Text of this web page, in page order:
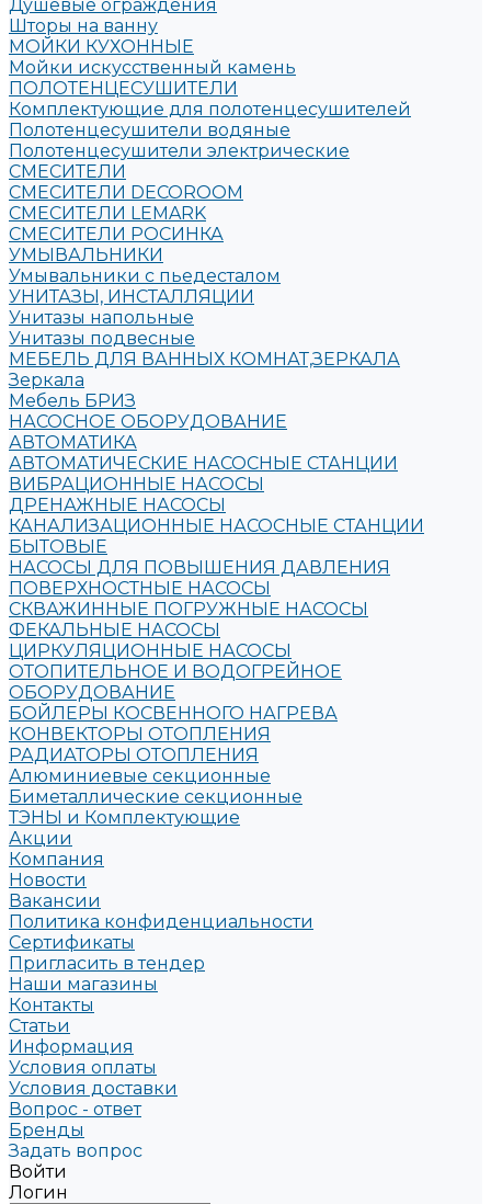
Душевые ограждения
Шторы на ванну
МОЙКИ КУХОННЫЕ
Мойки искусственный камень
ПОЛОТЕНЦЕСУШИТЕЛИ
Комплектующие для полотенцесушителей
Полотенцесушители водяные
Полотенцесушители электрические
СМЕСИТЕЛИ
СМЕСИТЕЛИ DECOROOM
СМЕСИТЕЛИ LEMARK
СМЕСИТЕЛИ РОСИНКА
УМЫВАЛЬНИКИ
Умывальники с пьедесталом
УНИТАЗЫ, ИНСТАЛЛЯЦИИ
Унитазы напольные
Унитазы подвесные
МЕБЕЛЬ ДЛЯ ВАННЫХ КОМНАТ,ЗЕРКАЛА
Зеркала
Мебель БРИЗ
НАСОСНОЕ ОБОРУДОВАНИЕ
АВТОМАТИКА
АВТОМАТИЧЕСКИЕ НАСОСНЫЕ СТАНЦИИ
ВИБРАЦИОННЫЕ НАСОСЫ
ДРЕНАЖНЫЕ НАСОСЫ
КАНАЛИЗАЦИОННЫЕ НАСОСНЫЕ СТАНЦИИ
БЫТОВЫЕ
НАСОСЫ ДЛЯ ПОВЫШЕНИЯ ДАВЛЕНИЯ
ПОВЕРХНОСТНЫЕ НАСОСЫ
СКВАЖИННЫЕ ПОГРУЖНЫЕ НАСОСЫ
ФЕКАЛЬНЫЕ НАСОСЫ
ЦИРКУЛЯЦИОННЫЕ НАСОСЫ
ОТОПИТЕЛЬНОЕ И ВОДОГРЕЙНОЕ
ОБОРУДОВАНИЕ
БОЙЛЕРЫ КОСВЕННОГО НАГРЕВА
КОНВЕКТОРЫ ОТОПЛЕНИЯ
РАДИАТОРЫ ОТОПЛЕНИЯ
Алюминиевые секционные
Биметаллические секционные
ТЭНЫ и Комплектующие
Акции
Компания
Новости
Вакансии
Политика конфиденциальности
Сертификаты
Пригласить в тендер
Наши магазины
Контакты
Статьи
Информация
Условия оплаты
Условия доставки
Вопрос - ответ
Бренды
Задать вопрос
Войти
Логин